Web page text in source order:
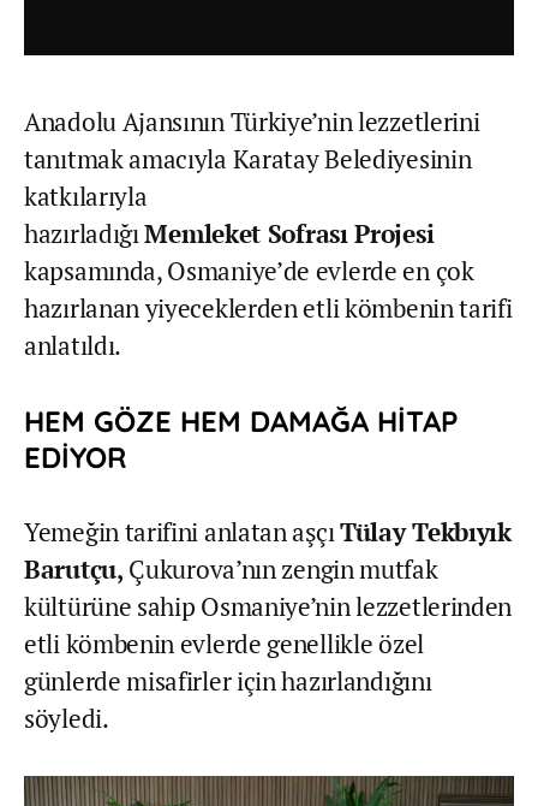
Anadolu Ajansının Türkiye’nin lezzetlerini
tanıtmak amacıyla Karatay Belediyesinin
katkılarıyla
hazırladığıMemleket Sofrası Projesi
kapsamında, Osmaniye’de evlerde en çok
hazırlanan yiyeceklerden etli kömbenin tarifi
anlatıldı.
HEM GÖZE HEM DAMAĞA HİTAP
EDİYOR
Yemeğin tarifini anlatan aşçıTülay Tekbıyık
Barutçu, Çukurova’nın zengin mutfak
kültürüne sahip Osmaniye’nin lezzetlerinden
etli kömbenin evlerde genellikle özel
günlerde misafirler için hazırlandığını
söyledi.